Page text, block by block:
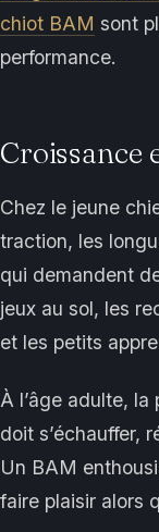
chiot BAM sont
performance.
Croissance
Chez le jeune
traction, les
qui demandent
jeux au sol, les
et les petits
À l’âge adulte,
doit s’échauffer,
Un BAM
faire plaisir alors